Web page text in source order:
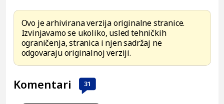
Ovo je arhivirana verzija originalne stranice.
Izvinjavamo se ukoliko, usled tehničkih
ograničenja, stranica i njen sadržaj ne
odgovaraju originalnoj verziji.
Komentari 31